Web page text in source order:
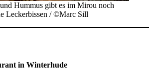
Hummus gibt es im Mirou noch
Leckerbissen / ©Marc Sill
in Winterhude